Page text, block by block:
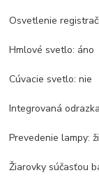
Osvetlenie
Hmlové svetlo: áno
Cúvacie svetlo: nie
Integrovaná
Prevedenie lampy:
Žiarovky súčasťou